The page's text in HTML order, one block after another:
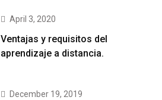
April 3, 2020
Ventajas y requisitos del
aprendizaje a distancia.
December 19, 2019